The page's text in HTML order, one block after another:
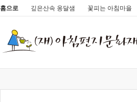
홈으로 깊은산속 옹달샘 꽃피는 아침마을